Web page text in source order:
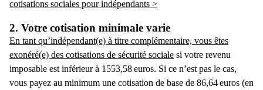
cotisations sociales pour indépendants >
2. Votre cotisation minimale varie
En tant qu’indépendant(e) à titre complémentaire, vous êtes
exonéré(e) des cotisations de sécurité sociale si votre revenu
imposable est inférieur à 1553,58 euros. Si ce n’est pas le cas,
vous payez au minimum une cotisation de base de 86,64 euros (en